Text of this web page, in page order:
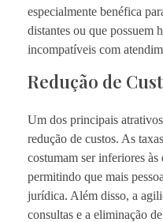
especialmente benéfica
distantes ou que possuem
incompatíveis com
Redução de
Um dos principais
redução de custos. As
costumam ser inferiores às
permitindo que mais
jurídica. Além disso, a
consultas e a eliminação